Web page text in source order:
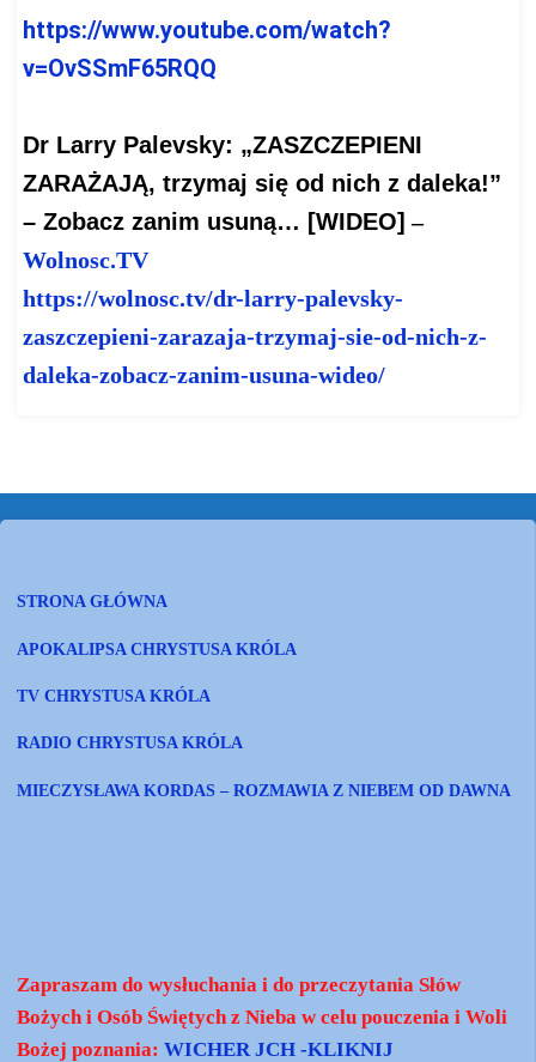
https://www.youtube.com/watch?
v=OvSSmF65RQQ
Dr Larry Palevsky: „ZASZCZEPIENI
ZARAŻAJĄ, trzymaj się od nich z daleka!”
– Zobacz zanim usuną… [WIDEO] –
Wolnosc.TV
https://wolnosc.tv/dr-larry-palevsky-
zaszczepieni-zarazaja-trzymaj-sie-od-nich-z-
daleka-zobacz-zanim-usuna-wideo/
STRONA GŁÓWNA
APOKALIPSA CHRYSTUSA KRÓLA
TV CHRYSTUSA KRÓLA
RADIO CHRYSTUSA KRÓLA
MIECZYSŁAWA KORDAS – ROZMAWIA Z NIEBEM OD DAWNA
Zapraszam do wysłuchania i do przeczytania Słów
Bożych i Osób Świętych z Nieba w celu pouczenia i Woli
Bożej poznania:WICHER JCH -KLIKNIJ